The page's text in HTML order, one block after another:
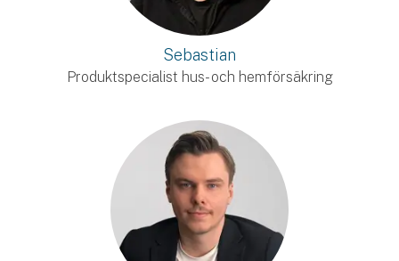
Sebastian
Produktspecialist hus- och hemförsäkring